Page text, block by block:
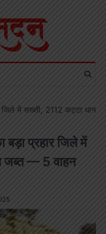
जिले में सख्ती, 2112 कट्टा धान
प्रहार जिले में
जब्त — 5 वाहन